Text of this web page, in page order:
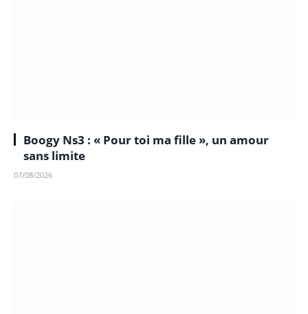
Boogy Ns3 : « Pour toi ma fille », un amour
sans limite
07/08/2026